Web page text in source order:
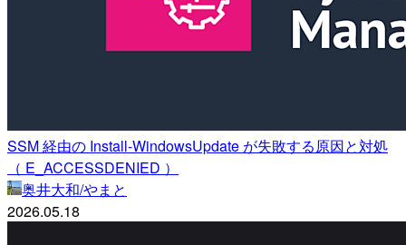
SSM 経由の Install-WindowsUpdate が失敗する原因と対処
（ E_ACCESSDENIED ）
奥井大和/やまと
2026.05.18